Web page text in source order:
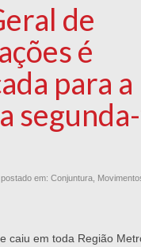
de
é
para a
postado em: Conjuntura
caiu em toda Região